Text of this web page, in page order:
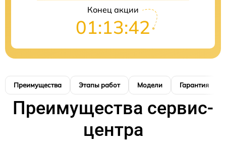
Конец акции
01:13:41
Преимущества Этапы работ Модели Гарантия
Преимущества сервис-
центра